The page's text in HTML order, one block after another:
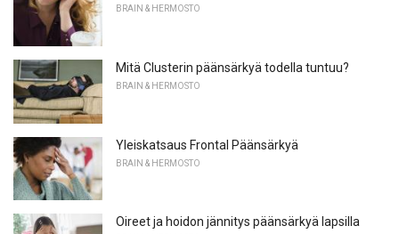
BRAIN & HERMOSTO
Mitä Clusterin päänsärkyä todella tuntuu?
BRAIN & HERMOSTO
Yleiskatsaus Frontal Päänsärkyä
BRAIN & HERMOSTO
Oireet ja hoidon jännitys päänsärkyä lapsilla